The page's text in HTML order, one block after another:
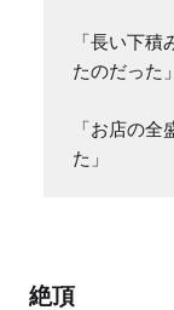
「長い下
たのだった」
「お店の
た」
絶頂